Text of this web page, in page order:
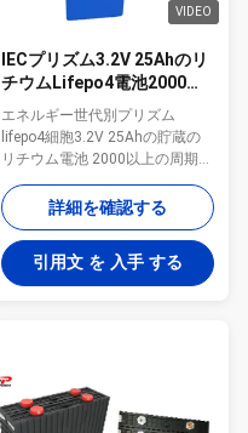
VIDEO
IECプリズム3.2V 25Ahのリ
チウムLifepo4電池2000周
エネルギー世代別プリズム
lifepo4細胞3.2V 25Ahの貯蔵の
リチウム電池 2000以上の周期と
の長い生命および深い周期
lifepo4電池細胞25Ah 低い自己放
電率の緑エネルギー リチウム電
池 サポート深い周期の働くこと
家のテストの安全の100%および
品質保証2年以上の老化するテス
電池のパック 使用し、容易な直
接SLAの鉛酸蓄電池によって取
り替えるべきReayはおよび取付
詳細を確認する
引用文 を 入手 する